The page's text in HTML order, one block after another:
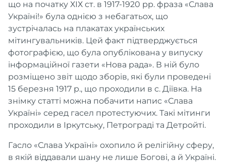
що на початку ХІХ ст. в 1917-1920 рр. фраза «Слава
Україні!» була однією з небагатьох, що
зустрічалась на плакатах українських
мітингувальників. Цей факт підтверджується
фотографією, що була опублікована у випуску
інформаційної газети «Нова рада». В ній було
розміщено звіт щодо зборів, які були проведені
15 березня 1917 р., що проходили в с. Діївка. На
знімку статті можна побачити напис «Слава
Україні» серед гасел протестуючих. Такі мітинги
проходили в Іркутську, Петрограді та Детройті.
Гасло «Слава Україні» охопило й релігійну сферу,
в якій віддавали шану не лише Богові, а й Україні.